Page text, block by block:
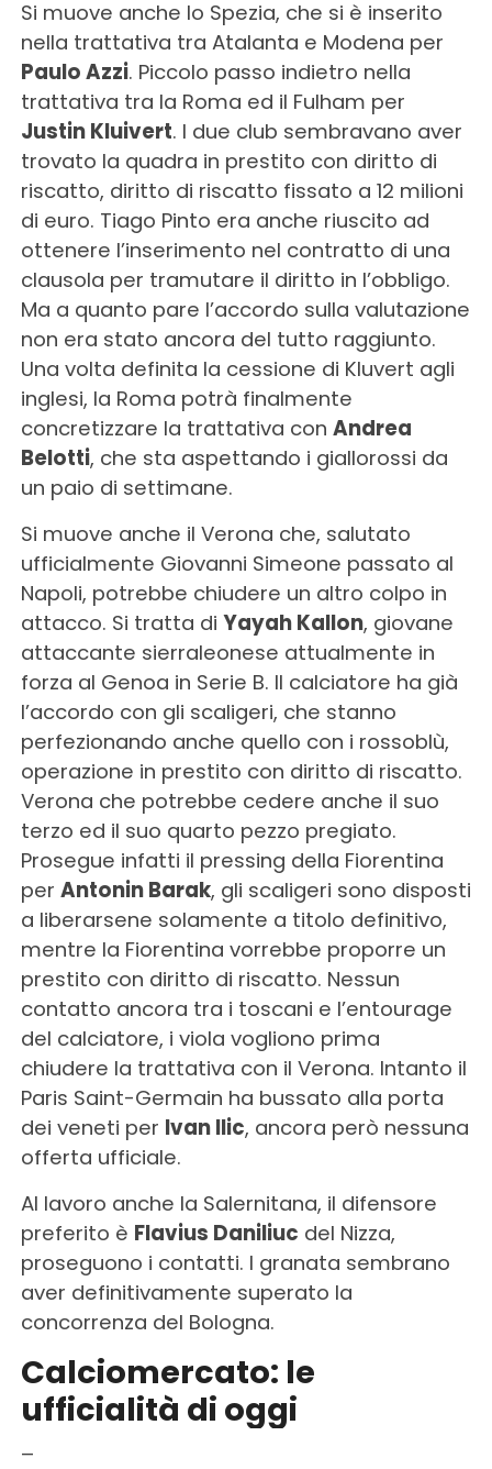
Si muove anche lo Spezia, che si è inserito
nella trattativa tra Atalanta e Modena per
Paulo Azzi. Piccolo passo indietro nella
trattativa tra la Roma ed il Fulham per
Justin Kluivert. I due club sembravano aver
trovato la quadra in prestito con diritto di
riscatto, diritto di riscatto fissato a 12 milioni
di euro. Tiago Pinto era anche riuscito ad
ottenere l’inserimento nel contratto di una
clausola per tramutare il diritto in l’obbligo.
Ma a quanto pare l’accordo sulla valutazione
non era stato ancora del tutto raggiunto.
Una volta definita la cessione di Kluvert agli
inglesi, la Roma potrà finalmente
concretizzare la trattativa con Andrea
Belotti, che sta aspettando i giallorossi da
un paio di settimane.
Si muove anche il Verona che, salutato
ufficialmente Giovanni Simeone passato al
Napoli, potrebbe chiudere un altro colpo in
attacco. Si tratta di Yayah Kallon, giovane
attaccante sierraleonese attualmente in
forza al Genoa in Serie B. Il calciatore ha già
l’accordo con gli scaligeri, che stanno
perfezionando anche quello con i rossoblù,
operazione in prestito con diritto di riscatto.
Verona che potrebbe cedere anche il suo
terzo ed il suo quarto pezzo pregiato.
Prosegue infatti il pressing della Fiorentina
per Antonin Barak, gli scaligeri sono disposti
a liberarsene solamente a titolo definitivo,
mentre la Fiorentina vorrebbe proporre un
prestito con diritto di riscatto. Nessun
contatto ancora tra i toscani e l’entourage
del calciatore, i viola vogliono prima
chiudere la trattativa con il Verona. Intanto il
Paris Saint-Germain ha bussato alla porta
dei veneti per Ivan Ilic, ancora però nessuna
offerta ufficiale.
Al lavoro anche la Salernitana, il difensore
preferito è Flavius Daniliuc del Nizza,
proseguono i contatti. I granata sembrano
aver definitivamente superato la
concorrenza del Bologna.
Calciomercato: le
ufficialità di oggi
–